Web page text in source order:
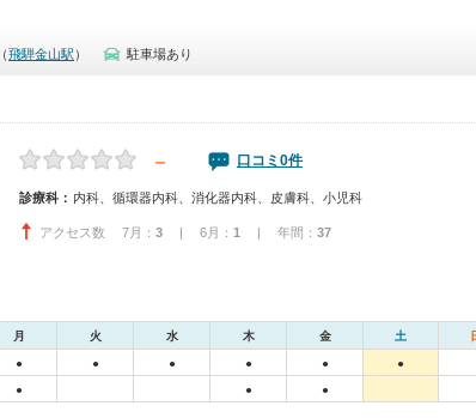
飛騨金山駅 ） 駐車場あり
－ 口コミ0件
診療科： 内科、循環器内科、消化器内科、皮膚科、小児科
アクセス数 7月： 3 | 6月： 1 | 年間： 37
月 火 水 木 金 土
● ● ● ● ● ●
● ● ●